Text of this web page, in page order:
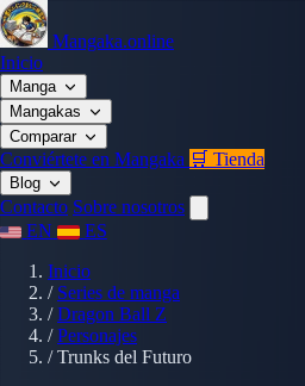
Mangaka.online
Inicio
Manga
Mangakas
Comparar
Conviértete en Mangaka 🛒 Tienda
Blog
Contacto Sobre nosotros
EN
ES
Inicio
/ Series de manga
/ Dragon Ball Z
/ Personajes
/ Trunks del Futuro